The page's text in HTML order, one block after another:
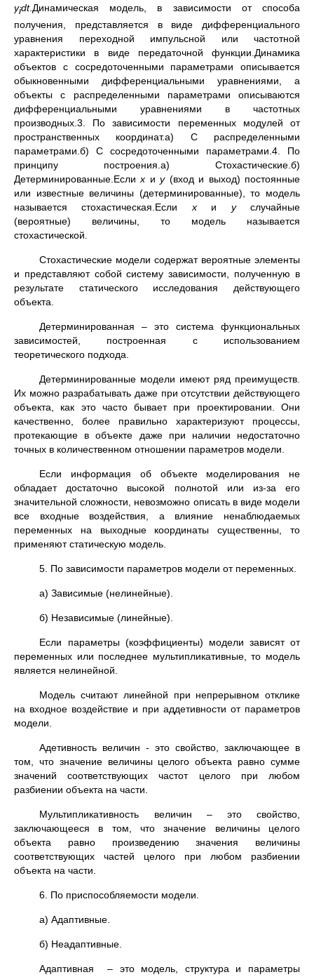
уidt.Динамическая модель, в зависимости от способа
получения, представляется в виде дифференциального
уравнения переходной импульсной или частотной
характеристики в виде передаточной функции.Динамика
объектов с сосредоточенными параметрами описывается
обыкновенными дифференциальными уравнениями, а
объекты с распределенными параметрами описываются
дифференциальными уравнениями в частотных
производных.3. По зависимости переменных модулей от
пространственных координат.а) С распределенными
параметрами.б) С сосредоточенными параметрами.4. По
принципу построения.а) Стохастические.б)
Детерминированные.Еслих иу(вход и выход) постоянные
или известные величины (детерминированные), то модель
называется стохастическая.Если хи услучайные
(вероятные) величины, то модель называется
стохастической.
Стохастические модели содержат вероятные элементы
и представляют собой систему зависимости, полученную в
результате статического исследования действующего
объекта.
Детерминированная – это система функциональных
зависимостей, построенная с использованием
теоретического подхода.
Детерминированные модели имеют ряд преимуществ.
Их можно разрабатывать даже при отсутствии действующего
объекта, как это часто бывает при проектировании. Они
качественно, более правильно характеризуют процессы,
протекающие в объекте даже при наличии недостаточно
точных в количественном отношении параметров модели.
Если информация об объекте моделирования не
обладает достаточно высокой полнотой или из-за его
значительной сложности, невозможно описать в виде модели
все входные воздействия, а влияние ненаблюдаемых
переменных на выходные координаты существенны, то
применяют статическую модель.
5. По зависимости параметров модели от переменных.
а) Зависимые (нелинейные).
б) Независимые (линейные).
Если параметры (коэффициенты) модели зависят от
переменных или последнее мультипликативные, то модель
является нелинейной.
Модель считают линейной при непрерывном отклике
на входное воздействие и при аддетивности от параметров
модели.
Адетивность величин - это свойство, заключающее в
том, что значение величины целого объекта равно сумме
значений соответствующих частот целого при любом
разбиении объекта на части.
Мультипликативность величин – это свойство,
заключающееся в том, что значение величины целого
объекта равно произведению значения величины
соответствующих частей целого при любом разбиении
объекта на части.
6. По приспособляемости модели.
а) Адаптивные.
б) Неадаптивные.
Адаптивная – это модель, структура и параметры